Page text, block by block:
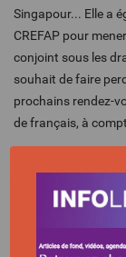
Singapour... Elle a
CREFAP pour
conjoint sous les
souhait de faire
prochains rendez-
de français, à